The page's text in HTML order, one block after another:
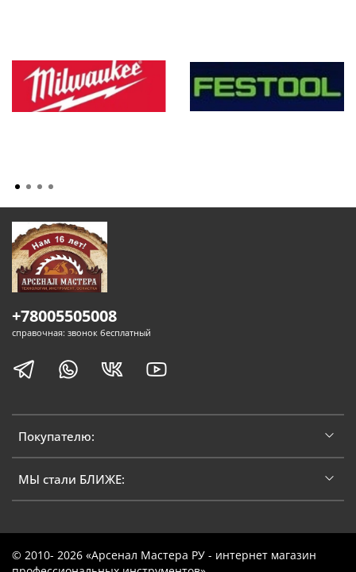
Покупателю:
МЫ стали БЛИЖЕ:
+78005505008
справочная: звонок бесплатный
© 2010- 2026 «Арсенал Мастера РУ - интернет магазин